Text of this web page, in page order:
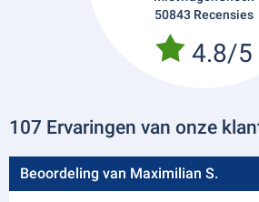
50843 Recensies
4.8/5
107 Ervaringen van onze
Beoordeling van Maximilian S.